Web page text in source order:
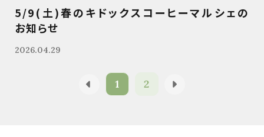
5/9(土)春のキドックスコーヒーマルシェの
お知らせ
2026.04.29
1 2